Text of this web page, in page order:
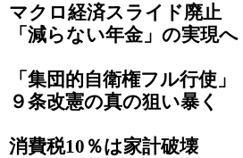
マクロ経済スライド廃止
「減らない年金」の実現へ
「集団的自衛権フル行使」
９条改憲の真の狙い暴く
消費税10％は家計破壊